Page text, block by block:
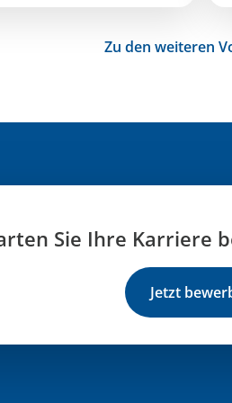
Zu den weiteren
Sie Ihre Karriere
Jetzt